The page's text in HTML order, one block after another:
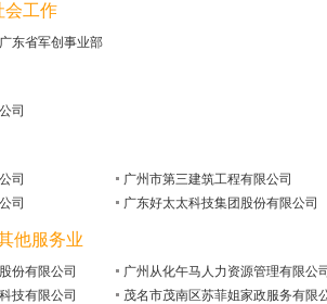
会工作
东省军创事业部
司
司
广州市第三建筑工程有限公司
司
广东好太太科技集团股份有限公司
他服务业
份有限公司
广州从化午马人力资源管理有限公
技有限公司
茂名市茂南区苏菲姐家政服务有限